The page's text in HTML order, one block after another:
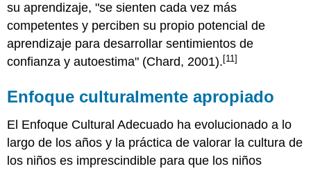
su aprendizaje, "se sienten cada vez más
competentes y perciben su propio potencial de
aprendizaje para desarrollar sentimientos de
confianza y autoestima" (Chard, 2001).[11]
Enfoque culturalmente apropiado
El Enfoque Cultural Adecuado ha evolucionado a lo
largo de los años y la práctica de valorar la cultura de
los niños es imprescindible para que los niños